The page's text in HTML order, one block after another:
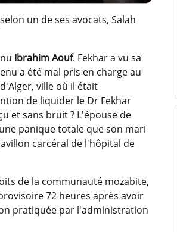
un de ses avocats, Salah
Ibrahim Aouf. Fekhar a vu sa
a été mal pris en charge au
ville où il était
de liquider le Dr Fekhar
et sans bruit ? L'épouse de
panique totale que son mari
carcéral de l'hôpital de
de la communauté mozabite,
72 heures après avoir
pratiquée par l'administration